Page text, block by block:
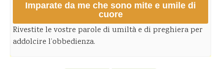
Imparate da me che sono mite e umile di
cuore
Rivestite le vostre parole di umiltà e di preghiera per
addolcire l’obbedienza.